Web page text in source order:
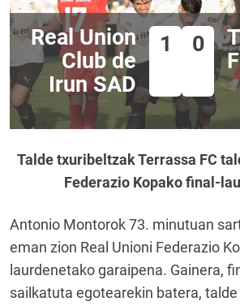
Real Union
Club de
Irun SAD
1 0
Talde txuribeltzak Terrassa FC
Federazio Kopako final-
Antonio Montorok 73. minutuan
eman zion Real Unioni Federazio
laurdenetako garaipena. Gainera,
sailkatuta egotearekin batera,